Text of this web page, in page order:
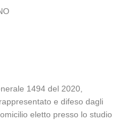
1494 del 2020,
e difeso dagli
eletto presso lo studio